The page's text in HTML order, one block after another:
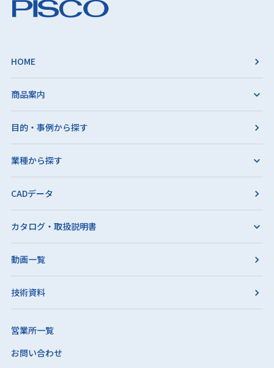
HOME
商品案内
目的・事例から探す
業種から探す
CADデータ
カタログ・取扱説明書
動画一覧
技術資料
営業所一覧
お問い合わせ